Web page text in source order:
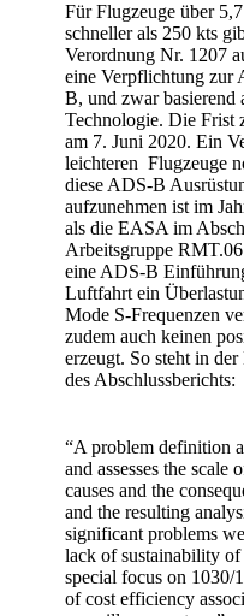
Für Flugzeuge über
schneller als 250 kts
Verordnung Nr. 1207
eine Verpflichtung zur
B, und zwar basierend
Technologie. Die Frist
am 7. Juni 2020. Ein
leichteren Flugzeuge
diese ADS-B
aufzunehmen ist im
als die EASA im
Arbeitsgruppe
eine ADS-B
Luftfahrt ein
Mode S-Frequenzen
zudem auch keinen
erzeugt. So steht in
des Abschlussberichts:
“A problem definition
and assesses the scale
causes and the
and the resulting
significant problems
lack of sustainability
special focus on
of cost efficiency